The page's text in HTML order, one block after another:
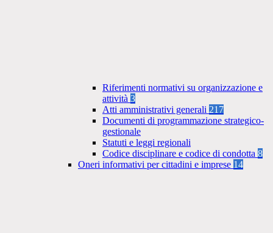
Riferimenti normativi su organizzazione e
attività 3
Atti amministrativi generali 217
Documenti di programmazione strategico-
gestionale
Statuti e leggi regionali
Codice disciplinare e codice di condotta 8
Oneri informativi per cittadini e imprese 14